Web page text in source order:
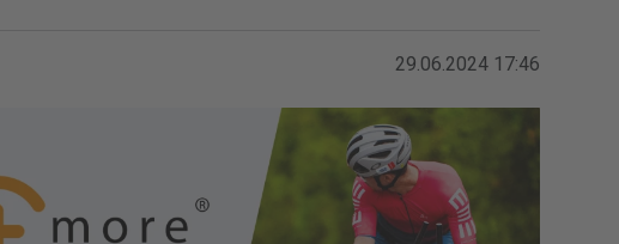
29.06.2024 17:46